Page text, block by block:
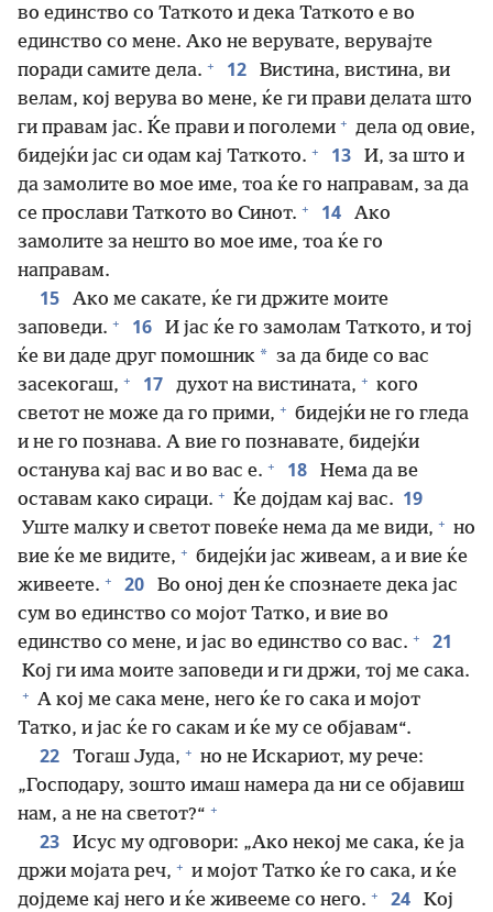
во единство со Таткото и дека Таткото е во
единство со мене. Ако не верувате, верувајте
поради самите дела. + 12
Вистина, вистина, ви
велам, кој верува во мене, ќе ги прави делата што
ги правам јас. Ќе прави и поголеми + дела од овие,
бидејќи јас си одам кај Таткото. + 13
И, за што и
да замолите во мое име, тоа ќе го направам, за да
се прослави Таткото во Синот. + 14
Ако
замолите за нешто во мое име, тоа ќе го
направам.
15
Ако ме сакате, ќе ги држите моите
заповеди. + 16
И јас ќе го замолам Таткото, и тој
ќе ви даде друг помошник * за да биде со вас
засекогаш, + 17 духот на вистината, + кого
светот не може да го прими, + бидејќи не го гледа
и не го познава. А вие го познавате, бидејќи
останува кај вас и во вас е. + 18
Нема да ве
оставам како сираци. + Ќе дојдам кај вас. 19
Уште малку и светот повеќе нема да ме види, + но
вие ќе ме видите, + бидејќи јас живеам, а и вие ќе
живеете. + 20
Во оној ден ќе спознаете дека јас
сум во единство со мојот Татко, и вие во
единство со мене, и јас во единство со вас. + 21
Кој ги има моите заповеди и ги држи, тој ме сака.
+ А кој ме сака мене, него ќе го сака и мојот
Татко, и јас ќе го сакам и ќе му се објавам“.
22 Тогаш Јуда, + но не Искариот, му рече:
„Господару, зошто имаш намера да ни се објавиш
нам, а не на светот?“ +
23
Исус му одговори: „Ако некој ме сака, ќе ја
држи мојата реч, + и мојот Татко ќе го сака, и ќе
дојдеме кај него и ќе живееме со него. + 24
Кој